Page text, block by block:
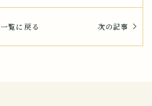
一覧に戻る 次の記事